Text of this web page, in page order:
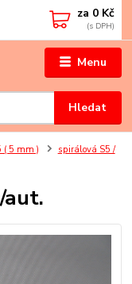
Menu
Hledat
za 0 Kč
( 5 mm )
spirálová S5 /
aut.